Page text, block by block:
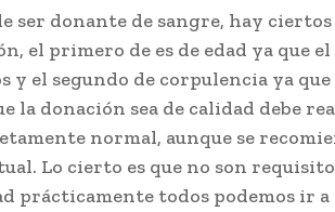
ser donante de sangre, hay
el primero de es de edad ya que
y el segundo de corpulencia ya que
la donación sea de calidad debe
normal, aunque se
Lo cierto es que no son
prácticamente todos podemos ir a